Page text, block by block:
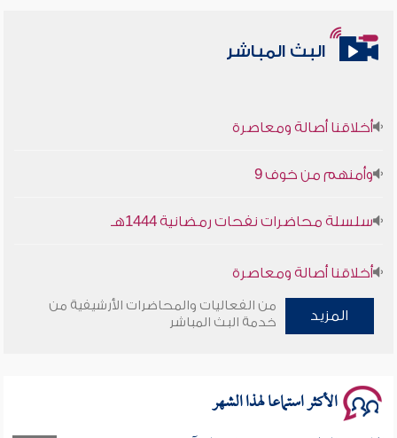
البث المباشر
أخلاقنا أصالة ومعاصرة
وأمنهم من خوف 9
سلسلة محاضرات نفحات رمضانية 1444هـ
أخلاقنا أصالة ومعاصرة
وأمنهم من خوف 9
المزيد
من الفعاليات والمحاضرات الأرشيفية من
خدمة البث المباشر
الأكثر استماعا لهذا الشهر